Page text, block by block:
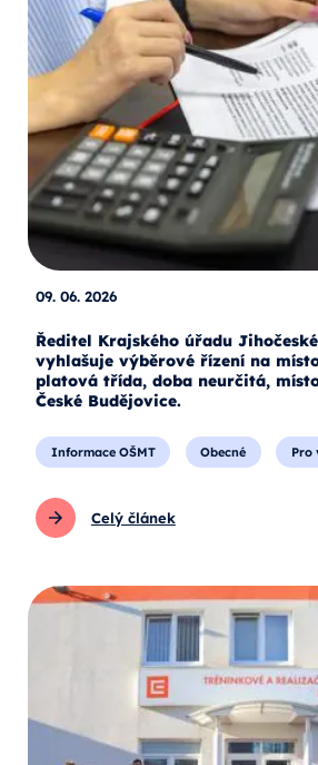
09. 06. 2026
Ředitel Krajského úřadu
vyhlašuje výběrové řízení na
platová třída, doba neurčitá,
České Budějovice.
Informace OŠMT Obecné Pro
Celý článek